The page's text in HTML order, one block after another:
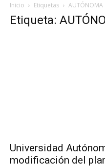
Inicio Etiquetas AUTÓNOMA
Etiqueta:
Universidad
modificación del